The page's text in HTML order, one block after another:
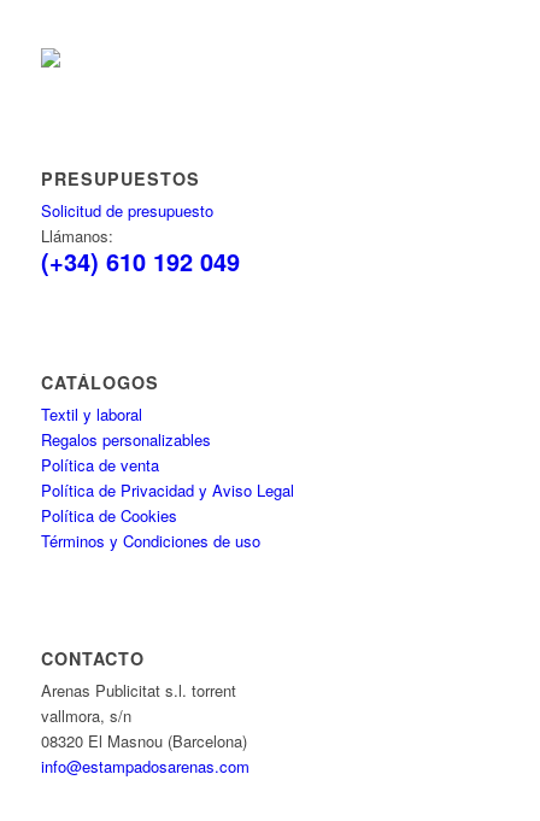
PRESUPUESTOS
Solicitud de presupuesto
Llámanos:
(+34) 610 192 049
CATÁLOGOS
Textil y laboral
Regalos personalizables
Política de venta
Política de Privacidad y Aviso Legal
Política de Cookies
Términos y Condiciones de uso
CONTACTO
Arenas Publicitat s.l. torrent
vallmora, s/n
08320 El Masnou (Barcelona)
info@estampadosarenas.com